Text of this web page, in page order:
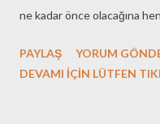
ne kadar önce olacağına
duyuracağım ve bu duyuru
bu konuda merak
PAYLAŞ
YORUM
DEVAMI İÇİN LÜTFEN